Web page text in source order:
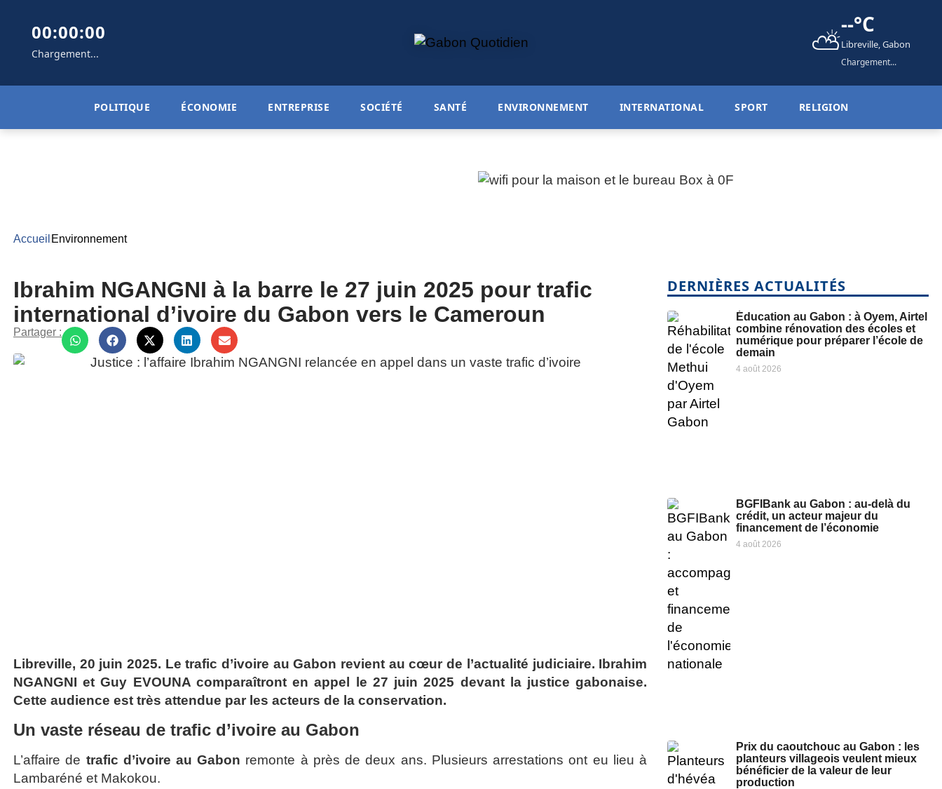
00:00:00
Chargement... ⛅--°C
Libreville, Gabon
Chargement...
POLITIQUE ÉCONOMIE ENTREPRISE SOCIÉTÉ SANTÉ ENVIRONNEMENT INTERNATIONAL SPORT RELIGION
Accueil Environnement
Ibrahim NGANGNI à la barre le 27 juin 2025 pour trafic
international d’ivoire du Gabon vers le Cameroun
Partager :
Libreville, 20 juin 2025. Le trafic d’ivoire au Gabon revient au cœur de l’actualité judiciaire. Ibrahim
NGANGNI et Guy EVOUNA comparaîtront en appel le 27 juin 2025 devant la justice gabonaise.
Cette audience est très attendue par les acteurs de la conservation.
Un vaste réseau de trafic d’ivoire au Gabon
L’affaire de trafic d’ivoire au Gabon remonte à près de deux ans. Plusieurs arrestations ont eu lieu à
Lambaréné et Makokou.
DERNIÈRES ACTUALITÉS
Éducation au Gabon : à Oyem, Airtel
combine rénovation des écoles et
numérique pour préparer l’école de
demain
4 août 2026
BGFIBank au Gabon : au-delà du
crédit, un acteur majeur du
financement de l’économie
4 août 2026
Prix du caoutchouc au Gabon : les
planteurs villageois veulent mieux
bénéficier de la valeur de leur
production